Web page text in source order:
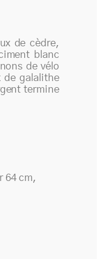
de cèdre,
blanc
de vélo
de galalithe
termine
64 cm,